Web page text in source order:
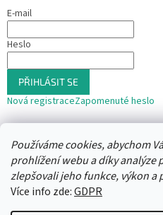
Používáme cookies, abychom
prohlížení webu a díky analýze
zlepšovali jeho funkce, výkon a
Více info zde:GDPR
E-mail
Heslo
PŘIHLÁSIT SE
Nová registraceZapomenuté heslo